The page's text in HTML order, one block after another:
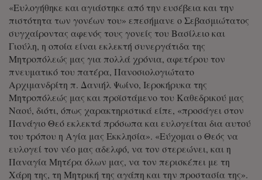
«Ευλογήθηκε και αγιάστηκε από την ευσέβεια και την
πιστότητα των γονέων του» επεσήμανε ο Σεβασμιώτατος
συγχαίροντας αφενός τους γονείς του Βασίλειο και
Γιούλη, η οποία είναι εκλεκτή συνεργάτιδα της
Μητροπόλεώς μας για πολλά χρόνια, αφετέρου τον
πνευματικό του πατέρα, Πανοσιολογιώτατο
Αρχιμανδρίτη π. Δανιήλ Ψωίνο, Ιεροκήρυκα της
Μητροπόλεώς μας και προϊστάμενο του Καθεδρικού μας
Ναού, διότι, όπως χαρακτηριστικά είπε, «προσάγει στον
Πανάγιο Θεό εκλεκτά πρόσωπα και ευλογείται δια αυτού
του τρόπου η Αγία μας Εκκλησία». «Εύχομαι ο Θεός να
ευλογεί τον νέο μας αδελφό, να τον στερεώνει, και η
Παναγία Μητέρα όλων μας, να τον περισκέπει με τη
Χάρη της, τη Μητρική της αγάπη και την προστασία της».